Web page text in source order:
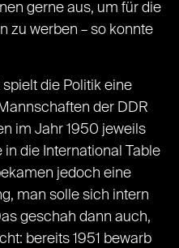
gerne aus, um für die
zu werben – so konnte
die Politik eine
der DDR
im Jahr 1950 jeweils
die International Table
jedoch eine
man solle sich intern
geschah dann auch,
bereits 1951 bewarb